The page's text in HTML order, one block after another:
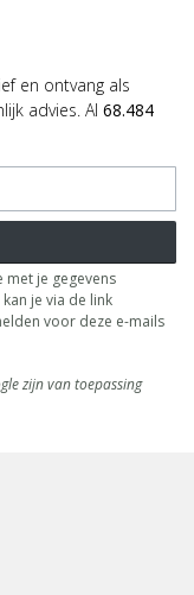
en ontvang als
advies. Al 68.484
met je gegevens
kan je via de link
voor deze e-mails
zijn van toepassing